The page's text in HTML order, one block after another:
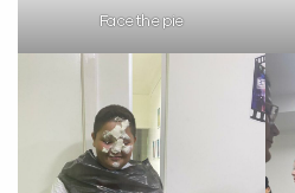
Face the pie